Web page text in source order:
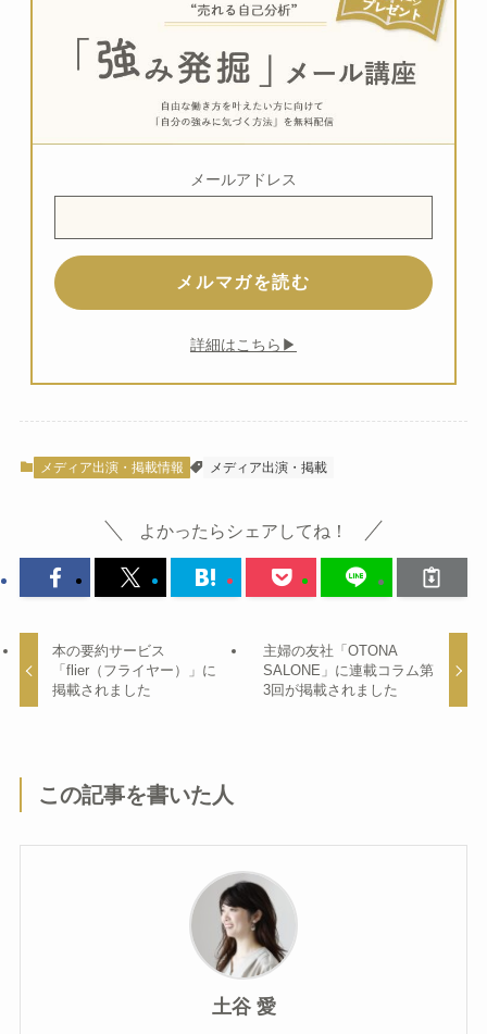
メールアドレス
詳細はこちら▶
メディア出演・掲載情報 メディア出演・掲載
よかったらシェアしてね！
本の要約サービス
「flier（フライヤー）」に
掲載されました
主婦の友社「OTONA
SALONE」に連載コラム第
3回が掲載されました
この記事を書いた人
土谷 愛